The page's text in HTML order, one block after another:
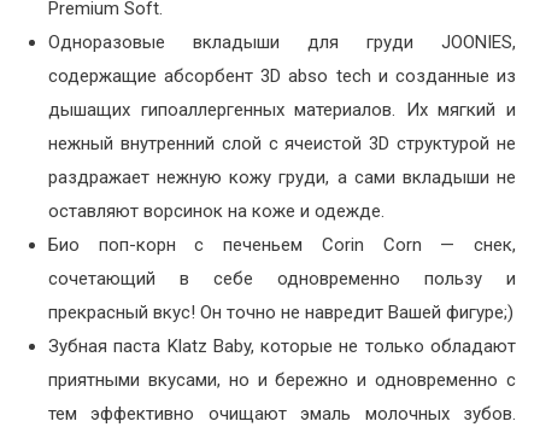
Premium Soft.
Одноразовые вкладыши для груди JOONIES,
содержащие абсорбент 3D abso tech и созданные из
дышащих гипоаллергенных материалов. Их мягкий и
нежный внутренний слой с ячеистой 3D структурой не
раздражает нежную кожу груди, а сами вкладыши не
оставляют ворсинок на коже и одежде.
Био поп-корн с печеньем Corin Corn — снек,
сочетающий в себе одновременно пользу и
прекрасный вкус! Он точно не навредит Вашей фигуре;)
Зубная паста Klatz Baby, которые не только обладают
приятными вкусами, но и бережно и одновременно с
тем эффективно очищают эмаль молочных зубов.